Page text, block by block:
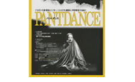
男であろうと女であろうと、目が
覚めて最初に見たものを夢中に恋
してしまうのだ。「十二夜」あ
ら、早まっては